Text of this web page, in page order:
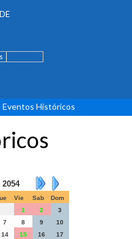
Eventos Históricos
2054
Vie Sab
Dom
1
2
3
7 8 9
10
14 15 16
17